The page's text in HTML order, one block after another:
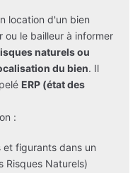
location d'un bien
ou le bailleur à informer
naturels ou
du bien. Il
ERP (état des
:
figurants dans un
Risques Naturels)